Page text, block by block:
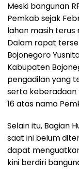
Meski bangunan
Pemkab sejak
lahan masih
Dalam rapat
Bojonegoro
Kabupaten
pengadilan yang
serta keberadaan
16 atas nama
Selain itu, Bagian
saat ini belum
dapat
kini berdiri